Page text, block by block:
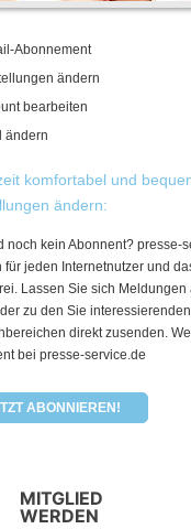
Abonnement
ändern
bearbeiten
ändern
komfortabel und
ändern:
noch kein Abonnent? presse-
für jeden Internetnutzer und
Lassen Sie sich Meldungen
zu den Sie interessierenden
direkt zusenden.
bei presse-service.de
ABONNIEREN!
MITGLIED
WERDEN